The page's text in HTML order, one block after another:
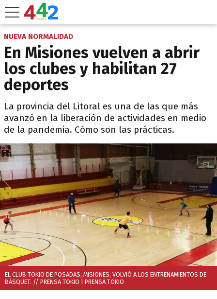
NUEVA NORMALIDAD
En Misiones vuelven a abrir
los clubes y habilitan 27
deportes
La provincia del Litoral es una de las que más
avanzó en la liberación de actividades en medio
de la pandemia. Cómo son las prácticas.
EL CLUB TOKIO DE POSADAS, MISIONES, VOLVIÓ A LOS ENTRENAMIENTOS DE
BÁSQUET. // PRENSA TOKIO | PRENSA TOKIO